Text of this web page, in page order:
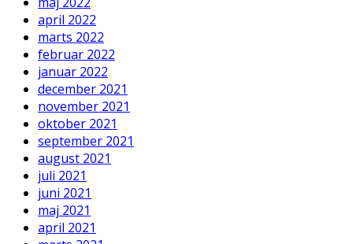
april 2022
marts 2022
februar 2022
januar 2022
december 2021
november 2021
oktober 2021
september 2021
august 2021
juli 2021
juni 2021
maj 2021
april 2021